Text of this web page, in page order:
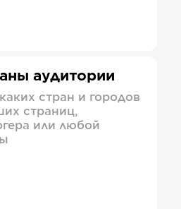
аудитории
стран и городов
страниц,
или любой